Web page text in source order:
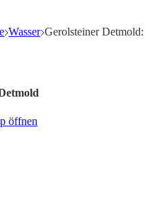
Wasser Gerolsteiner Detmold:
öffnen